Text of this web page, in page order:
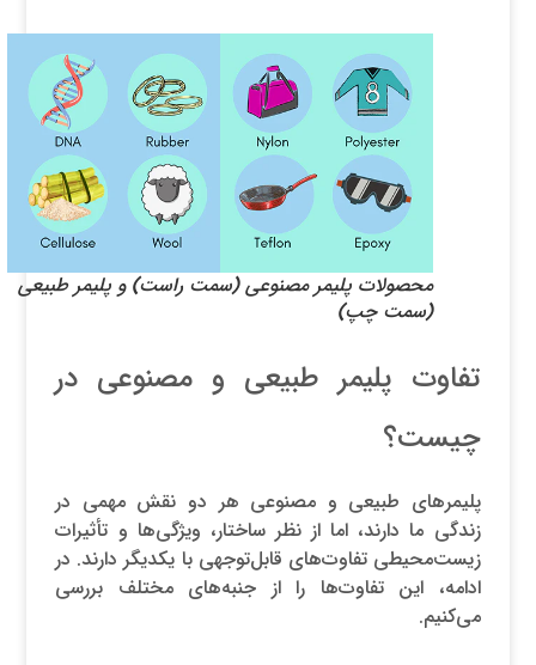
محصولات پلیمر مصنوعی (سمت راست) و پلیمر طبیعی
(سمت چپ)
تفاوت پلیمر طبیعی و مصنوعی در
چیست؟
پلیمرهای طبیعی و مصنوعی هر دو نقش مهمی در
زندگی ما دارند، اما از نظر ساختار، ویژگی‌ها و تأثیرات
زیست‌محیطی تفاوت‌های قابل‌توجهی با یکدیگر دارند. در
ادامه، این تفاوت‌ها را از جنبه‌های مختلف بررسی
می‌کنیم.